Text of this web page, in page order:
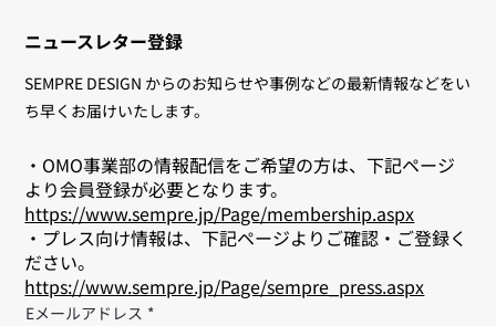
ニュースレター登録
SEMPRE DESIGN からのお知らせや事例などの最新情報などをい
ち早くお届けいたします。
・OMO事業部の情報配信をご希望の方は、下記ページ
より会員登録が必要となります。
https://www.sempre.jp/Page/membership.aspx
・プレス向け情報は、下記ページよりご確認・ご登録く
ださい。
https://www.sempre.jp/Page/sempre_press.aspx
Eメールアドレス *